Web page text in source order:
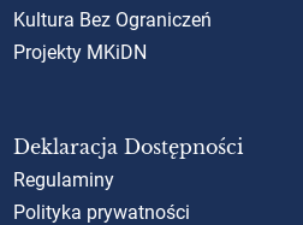
Kultura Bez Ograniczeń
Projekty MKiDN
Deklaracja Dostępności
Regulaminy
Polityka prywatności